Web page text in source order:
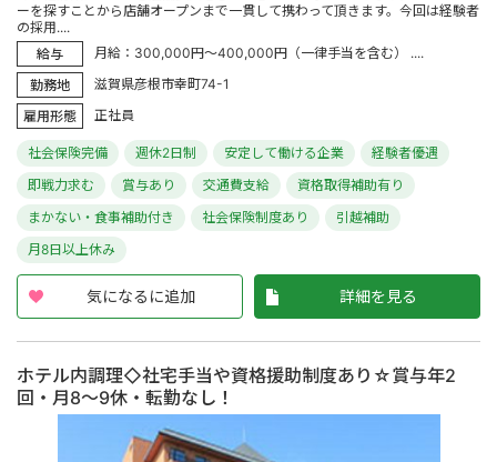
ーを探すことから店舗オープンまで一貫して携わって頂きます。今回は経験者
の採用....
給与
月給：300,000円～400,000円（一律手当を含む） ....
勤務地
滋賀県彦根市幸町74-1
雇用形態
正社員
社会保険完備 週休2日制 安定して働ける企業
経験者優遇
即戦力求む
賞与あり 交通費支給
資格取得補助有り
まかない・食事補助付き
社会保険制度あり
引越補助
月8日以上休み
気になるに追加 詳細を見る
ホテル内調理◇社宅手当や資格援助制度あり☆賞与年2
回・月8～9休・転勤なし！